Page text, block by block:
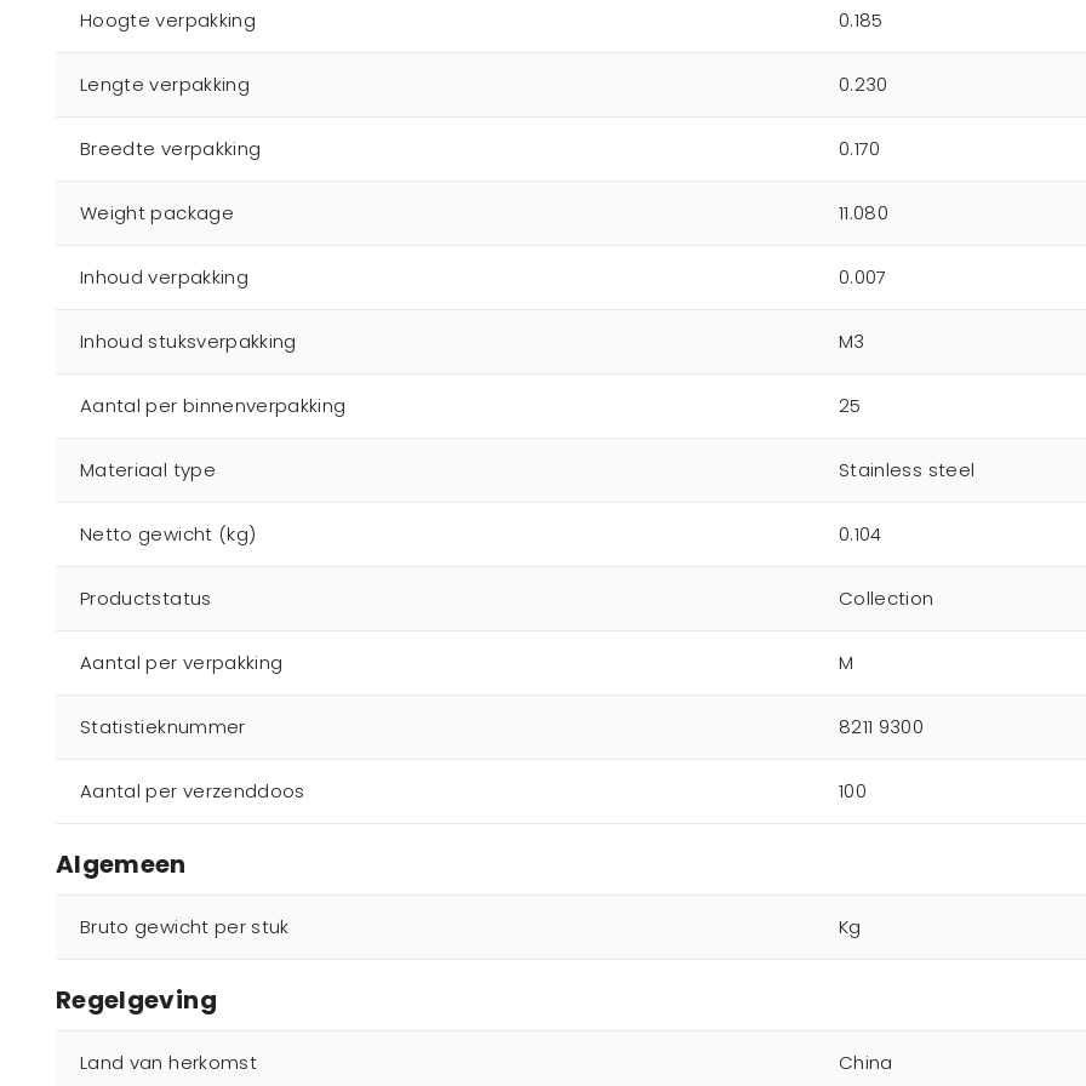
Hoogte verpakking 0.185
Lengte verpakking 0.230
Breedte verpakking 0.170
Weight package 11.080
Inhoud verpakking 0.007
Inhoud stuksverpakking M3
Aantal per binnenverpakking 25
Materiaal type Stainless steel
Netto gewicht (kg) 0.104
Productstatus Collection
Aantal per verpakking M
Statistieknummer 8211 9300
Aantal per verzenddoos 100
Algemeen
Bruto gewicht per stuk Kg
Regelgeving
Land van herkomst China